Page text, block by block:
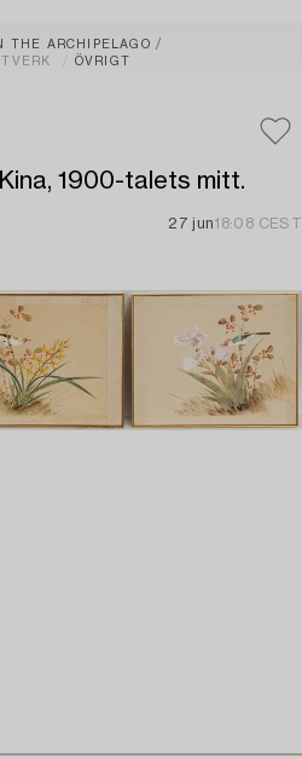
THE ARCHIPELAGO
ÖVRIGT
1900-talets mitt.
27 jun18:08 CEST